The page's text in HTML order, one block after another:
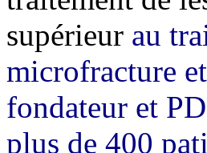
supérieur au
microfracture
fondateur et
plus de 400